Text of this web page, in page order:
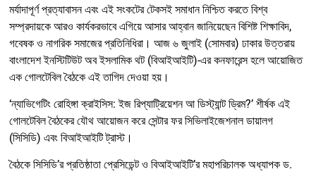
মর্যাদাপূর্ণ প্রত্যাবাসন এবং এই সংকটের টেকসই সমাধান নিশ্চিত করতে বিশ্ব
সম্প্রদায়কে আরও কার্যকরভাবে এগিয়ে আসার আহ্বান জানিয়েছেন বিশিষ্ট শিক্ষাবিদ,
গবেষক ও নাগরিক সমাজের প্রতিনিধিরা। আজ ৬ জুলাই (সোমবার) ঢাকার উত্তরায়
বাংলাদেশ ইনস্টিটিউট অব ইসলামিক থট (বিআইআইটি)-এর কনফারেন্স হলে আয়োজিত
এক গোলটেবিল বৈঠকে এই তাগিদ দেওয়া হয়।
‘ন্যাভিগেটিং রোহিঙ্গা ক্রাইসিস: ইজ রিপ্যাট্রিয়েশন আ ডিস্ট্যান্ট ড্রিম?’ শীর্ষক এই
গোলটেবিল বৈঠকের যৌথ আয়োজন করে সেন্টার ফর সিভিলাইজেশনাল ডায়ালগ
(সিসিডি) এবং বিআইআইটি ট্রাস্ট।
বৈঠকে সিসিডি’র প্রতিষ্ঠাতা প্রেসিডেন্ট ও বিআইআইটি’র মহাপরিচালক অধ্যাপক ড.